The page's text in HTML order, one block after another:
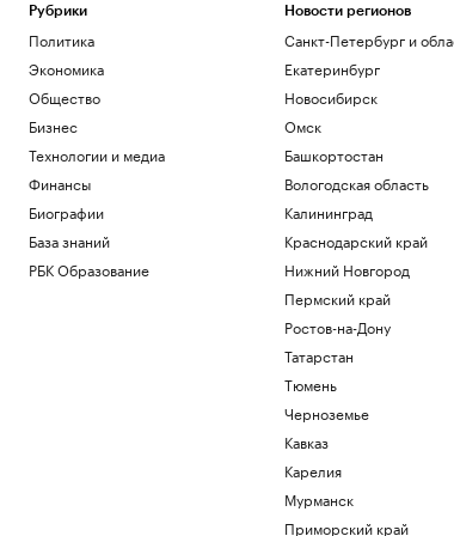
Экономика
РЖД обсудили с Китаем возобновление
Пекином
Общество
ЕК не увидела связи России с
миграционным кризисом в Сеуте
Политика
За день в регионах России сбили 281
украинский беспилотник
Политика
В Киеве заявили о 16 тыс. иностранцев
Рубрики
Политика
Экономика
Общество
Бизнес
Технологии и медиа
Финансы
Биографии
База знаний
РБК Образование
Новости регионов
Санкт-Петербург и
Екатеринбург
Новосибирск
Омск
Башкортостан
Вологодская область
Калининград
Краснодарский край
Нижний Новгород
Пермский край
Ростов-на-Дону
Татарстан
Тюмень
Черноземье
Кавказ
Карелия
Мурманск
Приморский край